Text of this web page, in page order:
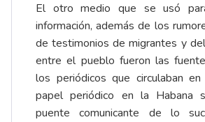
El otro medio que se usó
información, además de los
de testimonios de migrantes y
entre el pueblo fueron las
los periódicos que circulaban
papel periódico en la Habana
puente comunicante de lo